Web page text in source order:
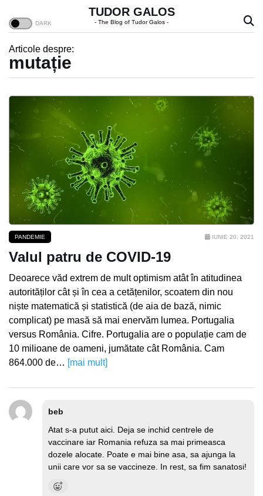
TUDOR GALOS
- The Blog of Tudor Galos -
Articole despre:
mutație
PANDEMIE IUNIE 20, 2021
Valul patru de COVID-19
Deoarece văd extrem de mult optimism atât în atitudinea
autorităților cât și în cea a cetățenilor, scoatem din nou
niște matematică și statistică (de aia de bază, nimic
complicat) pe masă să mai enervăm lumea. Portugalia
versus România. Cifre. Portugalia are o populație cam de
10 milioane de oameni, jumătate cât România. Cam
864.000 de… [mai mult]
beb
Atat s-a putut aici. Deja se inchid centrele de
vaccinare iar Romania refuza sa mai primeasca
dozele alocate. Poate e mai bine asa, sa ajunga la
unii care vor sa se vaccineze. In rest, sa fim sanatosi!